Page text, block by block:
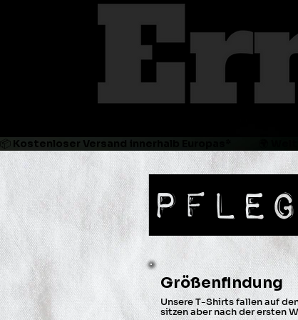
📦 Kostenloser Versand innerhalb Europas*             🌍
Größenfindung
Unsere T-Shirts fallen auf
sitzen aber nach der ersten